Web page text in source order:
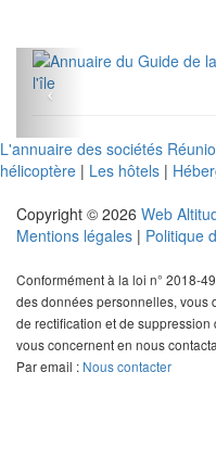
l'île
L'annuaire des sociétés
hélicoptère | Les hôtels |
Copyright © 2026 Web
Mentions légales | Politique
Conformément à la loi n° 2018-
des données personnelles, vous
de rectification et de
vous concernent en nous
Par email : Nous contacter